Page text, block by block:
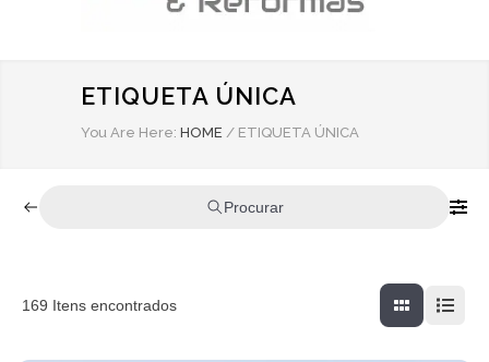
ETIQUETA ÚNICA
You Are Here: HOME / ETIQUETA ÚNICA
Procurar
169 Itens encontrados